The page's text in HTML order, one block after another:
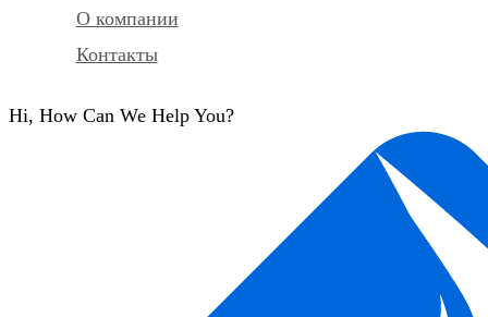
О компании
Контакты
Hi, How Can We Help You?